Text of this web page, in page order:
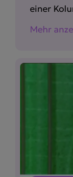
einer
Mehr